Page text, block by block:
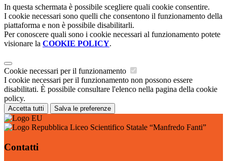
In questa schermata è possibile scegliere quali cookie consentire.
I cookie necessari sono quelli che consentono il funzionamento della
piattaforma e non è possibile disabilitarli.
Per conoscere quali sono i cookie necessari al funzionamento potete
visionare la COOKIE POLICY.
Cookie necessari per il funzionamento
I cookie necessari per il funzionamento non possono essere
disabilitati. È possibile consultare l'elenco nella pagina della cookie
policy.
Accetta tutti Salva le preferenze
Liceo Scientifico Statale “Manfredo Fanti”
Contatti